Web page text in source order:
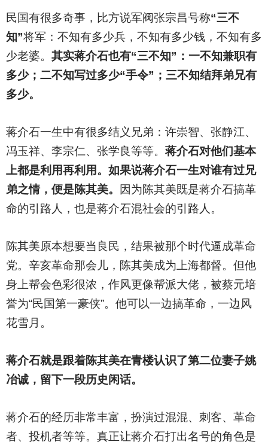
民国有很多奇事，比方说军阀张宗昌号称“三不
知”将军：不知有多少兵，不知有多少钱，不知有多
少老婆。 其实蒋介石也有“三不知”：一不知兼职有
多少；二不知写过多少“手令”；三不知结拜弟兄有
多少。
蒋介石一生中有很多结义兄弟：许崇智、张静江、
冯玉祥、李宗仁、张学良等等。 蒋介石对他们基本
上都是利用再利用。如果说蒋介石一生对谁有过兄
弟之情，便是陈其美。
因为陈其美既是蒋介石搞革
命的引路人，也是蒋介石混社会的引路人。
陈其美原本想要当良民，结果被那个时代逼成革命
党。辛亥革命那会儿，陈其美成为上海都督。但他
身上帮会色彩很浓，作风更像帮派大佬，被蔡元培
誉为“民国第一豪侠”。他可以一边搞革命，一边风
花雪月。
蒋介石就是跟着陈其美在青楼认识了第二位妻子姚
冶诚，留下一段历史闲话。
蒋介石的经历非常丰富，扮演过混混、刺客、革命
者、投机者等等。真正让蒋介石打出名号的角色是